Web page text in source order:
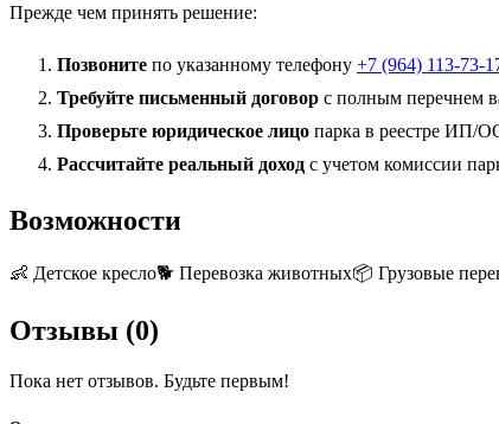
Прежде чем принять решение:
Позвоните по указанному телефону +7 (964) 113-73-
Требуйте письменный договор с полным перечнем
Проверьте юридическое лицо парка в реестре ИП/
Рассчитайте реальный доход с учетом комиссии
Возможности
👶 Детское кресло🐕 Перевозка животных📦 Грузовые
Отзывы (0)
Пока нет отзывов. Будьте первым!